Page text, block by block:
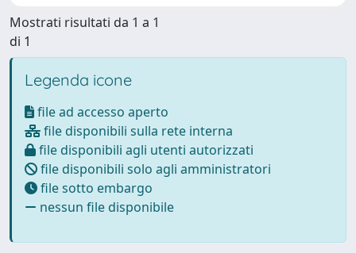
Mostrati risultati da 1 a 1
di 1
Legenda icone
file ad accesso aperto
file disponibili sulla rete interna
file disponibili agli utenti autorizzati
file disponibili solo agli amministratori
file sotto embargo
nessun file disponibile